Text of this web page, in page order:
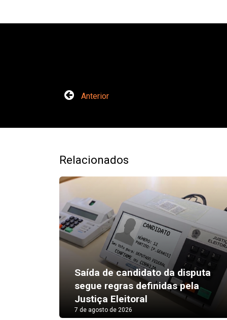
Anterior
Relacionados
Saída de candidato da disputa
segue regras definidas pela
Justiça Eleitoral
7 de agosto de 2026